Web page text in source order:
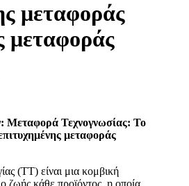
μεταφοράς
μεταφοράς
Τεχνογνωσίας: Το
μεταφοράς
(ΤΤ) είναι μια κομβική
ζωής κάθε προϊόντος, η οποία